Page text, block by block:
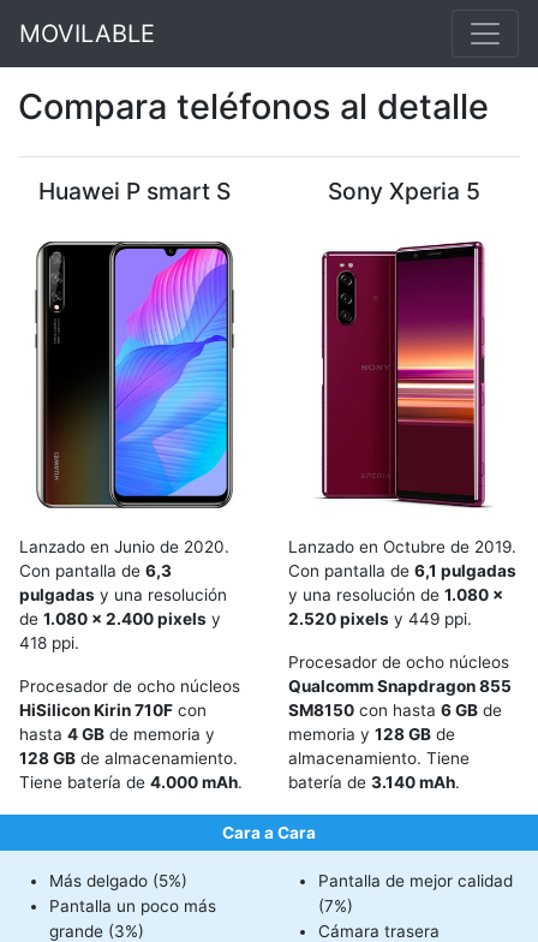
MOVILABLE
Compara teléfonos al detalle
Huawei P smart S Sony Xperia 5
Lanzado en Junio de 2020.
Con pantalla de 6,3
pulgadas y una resolución
de 1.080 x 2.400 pixels y
418 ppi.
Procesador de ocho núcleos
HiSilicon Kirin 710F con
hasta 4 GB de memoria y
128 GB de almacenamiento.
Tiene batería de 4.000 mAh.
Lanzado en Octubre de 2019.
Con pantalla de 6,1 pulgadas
y una resolución de 1.080 x
2.520 pixels y 449 ppi.
Procesador de ocho núcleos
Qualcomm Snapdragon 855
SM8150 con hasta 6 GB de
memoria y 128 GB de
almacenamiento. Tiene
batería de 3.140 mAh.
Cara a Cara
Más delgado (5%)
Pantalla un poco más
grande (3%)
Pantalla de mejor calidad
(7%)
Cámara trasera